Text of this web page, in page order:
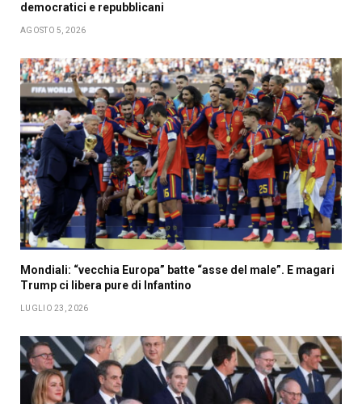
democratici e repubblicani
AGOSTO 5, 2026
Mondiali: “vecchia Europa” batte “asse del male”. E magari
Trump ci libera pure di Infantino
LUGLIO 23, 2026